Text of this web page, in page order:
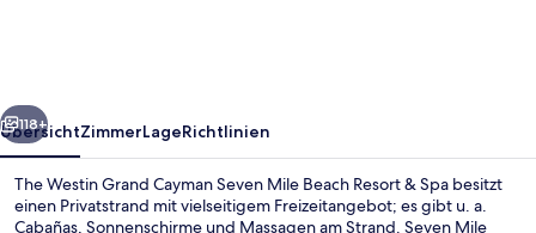
Beach
Resort
&
Weiter
118+
ÜbersichtZimmerLageRichtlinien
The Westin Grand Cayman Seven Mile Beach Resort & Spa besitzt
einen Privatstrand mit vielseitigem Freizeitangebot; es gibt u. a.
Cabañas, Sonnenschirme und Massagen am Strand. Seven Mile